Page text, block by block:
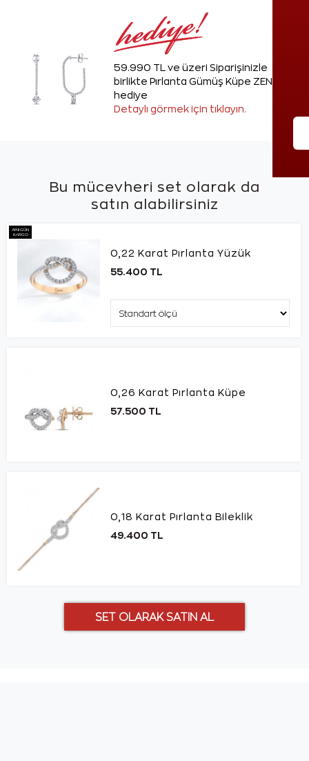
59.990 TL ve üzeri Siparişinizle
birlikte Pırlanta Gümüş Küpe ZEN'den
hediye
Detaylı görmek için tıklayın.
Bu mücevheri set olarak da
satın alabilirsiniz
AYNI GÜN
KARGO
0,22 Karat Pırlanta Yüzük
55.400 TL
0,26 Karat Pırlanta Küpe
57.500 TL
0,18 Karat Pırlanta Bileklik
49.400 TL